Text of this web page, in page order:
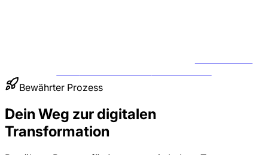
Bewährter Prozess
Dein Weg zur digitalen
Transformation